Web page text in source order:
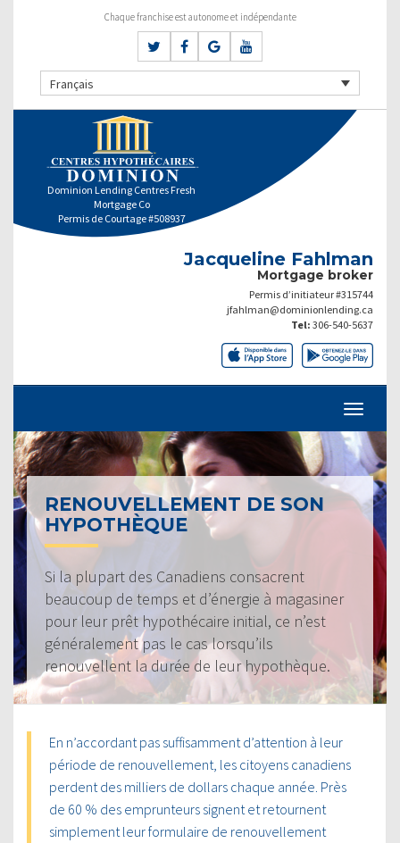
Chaque franchise est autonome et indépendante
Français
Dominion Lending Centres Fresh
Mortgage Co
Permis de Courtage #508937
Jacqueline Fahlman
Mortgage broker
Permis d’initiateur #315744
jfahlman@dominionlending.ca
Tel: 306-540-5637
RENOUVELLEMENT DE SON
HYPOTHÈQUE
Si la plupart des Canadiens consacrent
beaucoup de temps et d’énergie à magasiner
pour leur prêt hypothécaire initial, ce n’est
généralement pas le cas lorsqu’ils
renouvellent la durée de leur hypothèque.
En n’accordant pas suffisamment d’attention à leur
période de renouvellement, les citoyens canadiens
perdent des milliers de dollars chaque année. Près
de 60 % des emprunteurs signent et retournent
simplement leur formulaire de renouvellement